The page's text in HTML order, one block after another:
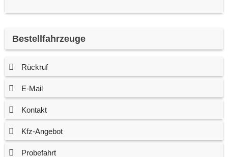
Bestellfahrzeuge
Rückruf
E-Mail
Kontakt
Kfz-Angebot
Probefahrt